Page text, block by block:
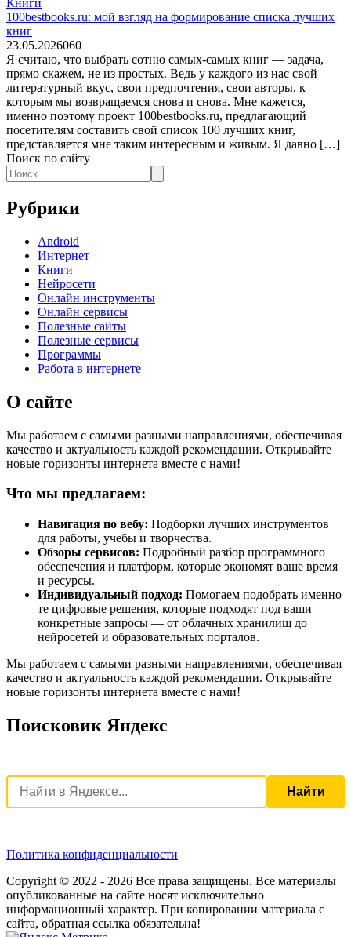
100bestbooks.ru: мой взгляд на формирование списка лучших
книг
23.05.2026060
Я считаю, что выбрать сотню самых-самых книг — задача,
прямо скажем, не из простых. Ведь у каждого из нас свой
литературный вкус, свои предпочтения, свои авторы, к
которым мы возвращаемся снова и снова. Мне кажется,
именно поэтому проект 100bestbooks.ru, предлагающий
посетителям составить свой список 100 лучших книг,
представляется мне таким интересным и живым. Я давно […]
Поиск по сайту
Search
for:
Рубрики
Android
Интернет
Книги
Нейросети
Онлайн инструменты
Онлайн сервисы
Полезные сайты
Полезные сервисы
Программы
Работа в интернете
О сайте
Мы работаем с самыми разными направлениями, обеспечивая
качество и актуальность каждой рекомендации. Открывайте
новые горизонты интернета вместе с нами!
Что мы предлагаем:
Навигация по вебу: Подборки лучших инструментов
для работы, учебы и творчества.
Обзоры сервисов: Подробный разбор программного
обеспечения и платформ, которые экономят ваше время
и ресурсы.
Индивидуальный подход: Помогаем подобрать именно
те цифровые решения, которые подходят под ваши
конкретные запросы — от облачных хранилищ до
нейросетей и образовательных порталов.
Мы работаем с самыми разными направлениями, обеспечивая
качество и актуальность каждой рекомендации. Открывайте
новые горизонты интернета вместе с нами!
Поисковик Яндекс
Найти
Политика конфиденциальности
Copyright © 2022 - 2026 Все права защищены. Все материалы
опубликованные на сайте носят исключительно
информационный характер. При копировании материала с
сайта, обратная ссылка обязательна!